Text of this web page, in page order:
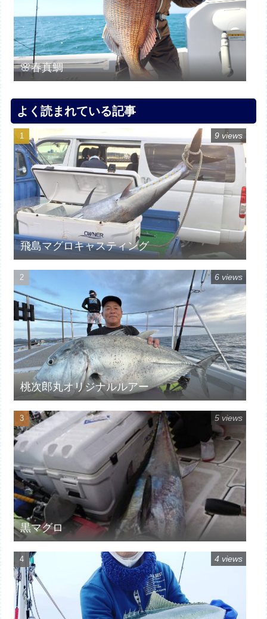
🌸春真鯛
よく読まれている記事
飛島マグロキャスティング
9 views
桃次郎丸オリジナルルアー
6 views
黒マグロ
5 views
4 views